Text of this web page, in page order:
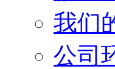
我们
公司